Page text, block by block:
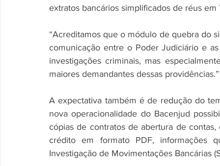
extratos bancários simplificados de réus
“Acreditamos que o módulo de quebra do
comunicação entre o Poder Judiciário e
investigações criminais, mas
maiores demandantes dessas providências.”
A expectativa também é de redução do
nova operacionalidade do Bacenjud
cópias de contratos de abertura de
crédito em formato PDF, informações
Investigação de Movimentações Bancárias